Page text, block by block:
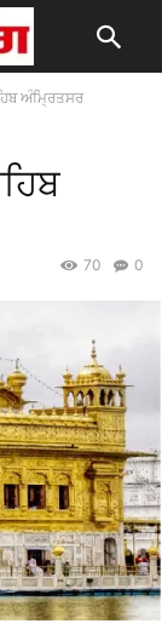
ਅੰਮ੍ਰਿਤਸਰ
0
70